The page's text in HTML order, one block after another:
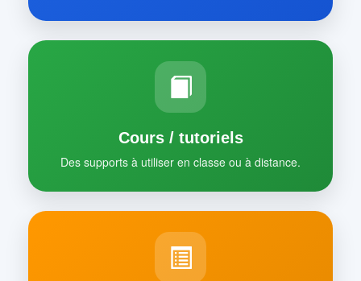
Cours / tutoriels
Des supports à utiliser en classe ou à distance.